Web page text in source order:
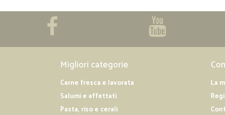
Veloci e precisi Ottimo prodotto
—Roberta S.
Consegna puntuale comunicazione chiara
Consegna puntuale comunicazione chiara
Migliori categorie
Carne fresca e lavorata
Salumi e affettati
Pasta, riso e cerali
La